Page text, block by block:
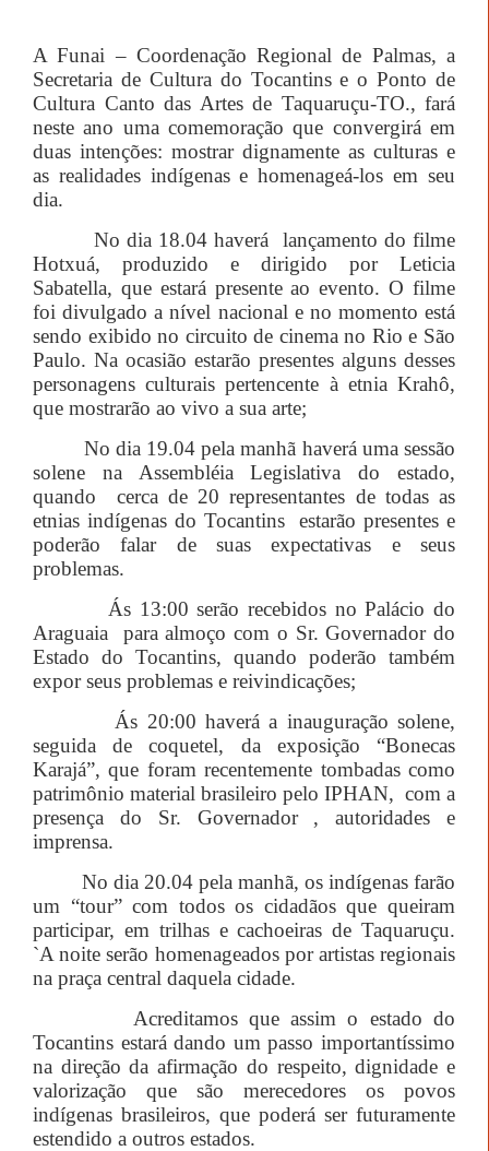
A Funai – Coordenação Regional de Palmas, a
Secretaria de Cultura do Tocantins e o Ponto de
Cultura Canto das Artes de Taquaruçu-TO., fará
neste ano uma comemoração que convergirá em
duas intenções: mostrar dignamente as culturas e
as realidades indígenas e homenageá-los em seu
dia.
No dia 18.04 haverá
lançamento do filme
Hotxuá, produzido e dirigido por Leticia
Sabatella, que estará presente ao evento. O filme
foi divulgado a nível nacional e no momento está
sendo exibido no circuito de cinema no Rio e São
Paulo. Na ocasião estarão presentes alguns desses
personagens culturais pertencente à etnia Krahô,
que mostrarão ao vivo a sua arte;
No dia 19.04 pela manhã haverá uma sessão
solene na Assembléia Legislativa do estado,
quando
cerca de 20 representantes de todas as
etnias indígenas do Tocantins
estarão presentes e
poderão falar de suas expectativas e seus
problemas.
Ás 13:00 serão recebidos no Palácio do
Araguaia
para almoço com o Sr. Governador do
Estado do Tocantins, quando poderão também
expor seus problemas e reivindicações;
Ás 20:00 haverá a inauguração solene,
seguida de coquetel, da exposição “Bonecas
Karajá”, que foram recentemente tombadas como
patrimônio material brasileiro pelo IPHAN, com a
presença do Sr. Governador , autoridades e
imprensa.
No dia 20.04 pela manhã, os indígenas farão
um “tour” com todos os cidadãos que queiram
participar, em trilhas e cachoeiras de Taquaruçu.
`A noite serão homenageados por artistas regionais
na praça central daquela cidade.
Acreditamos que assim o estado do
Tocantins estará dando um passo importantíssimo
na direção da afirmação do respeito, dignidade e
valorização que são merecedores os povos
indígenas brasileiros, que poderá ser futuramente
estendido a outros estados.